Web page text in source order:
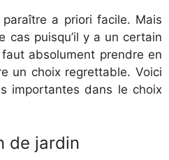
a priori facile. Mais
cas puisqu’il y a un certain
absolument prendre en
un choix regrettable. Voici
importantes dans le choix
de jardin